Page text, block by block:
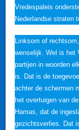
Vredespaleis
Nederlandse straten
Linksom of
wenselijk. Wel is het
partijen in woorden
is. Dat is de
achter de schermen
het overtuigen van
Hamas, dat de
gezichtsverlies. Dat